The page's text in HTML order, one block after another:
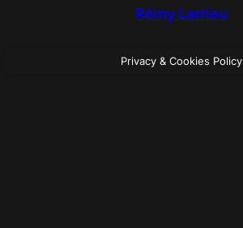
Rémy Larrieu
Privacy & Cookies Policy